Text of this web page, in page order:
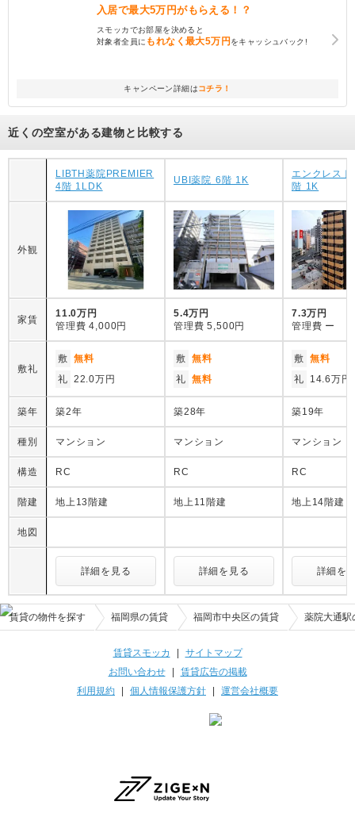
入居で最大5万円がもらえる！？
スモッカでお部屋を決めると
対象者全員に もれなく最大5万円をキャッシュバック!
キャンペーン詳細はコチラ！
近くの空室がある建物と比較する
LIBTH薬院PREMIER
4階 1LDK
UBI薬院 6階 1K
エンクレス
階 1K
外観
家賃
11.0万円
管理費 4,000円
5.4万円
管理費 5,500円
7.3万円
管理費 ー
敷礼
敷 無料
礼 22.0万円
敷 無料
礼 無料
敷 無料
礼
14.6万円
築年 築2年 築28年 築19年
種別 マンション マンション マンション
構造 RC RC RC
階建 地上13階建 地上11階建 地上14階建
地図
詳細を見る 詳細を見る 詳細を
賃貸の物件を探す 福岡県の賃貸 福岡市中央区の賃貸 薬院大通駅
賃貸スモッカ | サイトマップ
お問い合わせ| 賃貸広告の掲載
利用規約 | 個人情報保護方針 | 運営会社概要